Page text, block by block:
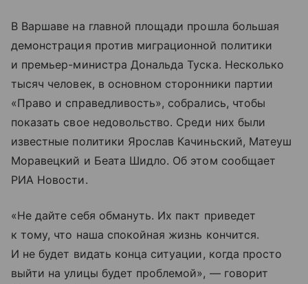
В Варшаве на главной площади прошла большая
демонстрация против миграционной политики
и премьер-министра Дональда Туска. Несколько
тысяч человек, в основном сторонники партии
«Право и справедливость», собрались, чтобы
показать свое недовольство. Среди них были
известные политики Ярослав Качиньский, Матеуш
Моравецкий и Беата Шидло. Об этом сообщает
РИА Новости.
«Не дайте себя обмануть. Их пакт приведет
к тому, что наша спокойная жизнь кончится.
И не будет видать конца ситуации, когда просто
выйти на улицы будет проблемой», — говорит